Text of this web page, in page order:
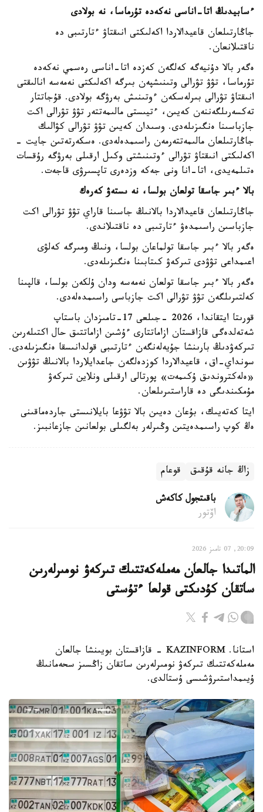
ءسابيدىڭ اتا-اناسى نەكەدە تۇرماسا، نە بولادى
جاڭارتىلعان قاعيدالاردا اكەلىكتى انىقتاۋ ءتارتىبى دە
ناقتىلانعان.
ەگەر بالا دۇنيەگە كەلگەن كەزدە اتا-اناسى رەسمي نەكەدە
تۇرماسا، تۋۋ تۋرالى وتىنىشپەن بىرگە اكەلىكتى نەمەسە انالىقتى
انىقتاۋ تۋرالى بىرلەسكەن ءوتىنىش بەرۋگە بولادى. قۇجاتتار
تەكسەرىلگەننەن كەيىن، ءتيىستى مالىمەتتەر تۋۋ تۋرالى اكت
جازباسىنا ەنگىزىلەدى. وسىدان كەيىن تۋۋ تۋرالى كۋالىك
جاڭارتىلعان مالىمەتتەرمەن راسىمدەلەدى. ەسكەرتەتىن جايت -
اكەلىكتى انىقتاۋ تۋرالى ءوتىنىشتى وكىل ارقىلى بەرۋگە رۇقسات
ەتىلمەيدى، اتا-انا ونى جەكە وزدەرى تاپسىرۋى قاجەت.
بالا ءبىر جاسقا تولعان بولسا، نە ىستەۋ كەرەك
جاڭارتىلعان قاعيدالاردا بالانىڭ جاسىنا قاراي تۋۋ تۋرالى اكت
جازباسىن راسىمدەۋ ءتارتىبى دە ناقتىلاندى.
ەگەر بالا ءبىر جاسقا تولماعان بولسا، ونىڭ ومىرگە كەلۋى
اعىمداعى تۋۋدى تىركەۋ كىتابىنا ەنگىزىلەدى.
ەگەر بالا ءبىر جاسقا تولعان نەمەسە ودان ۇلكەن بولسا، قالپىنا
كەلتىرىلگەن تۋۋ تۋرالى اكت جازباسى راسىمدەلەدى.
قورىتا ايتقاندا، 2026 -جىلعى 17-تامىزدان باستاپ
شەتەلدەگى قازاقستان ازاماتتارى ءۇشىن ازاماتتىق حال اكتىلەرىن
تىركەۋدىڭ بارىنشا جۇيەلەنگەن ءتارتىبى قولدانىسقا ەنگىزىلەدى.
سونداي-اق، قاعيدالاردا كوزدەلگەن جاعدايلاردا بالانىڭ تۋۋىن
«ەلەكتروندىق ۇكىمەت» پورتالى ارقىلى ونلاين تىركەۋ
مۇمكىندىگى دە قاراستىرىلعان.
ايتا كەتەيىك، بۇعان دەيىن بالا تۋۋعا بايلانىستى جاردەماقىنى
ەڭ كوپ راسىمدەيتىن وڭىرلەر بەلگىلى بولعانىن جازعانبىز.
زاڭ جانە قۇقىق قوعام
باقىتجول كاكەش
اۆتور
20:09, 07 تامىز 2026
الماتىدا جالعان مەملەكەتتىك تىركەۋ نومىرلەرىن
ساتقان كۇدىكتى قولعا ءتۇستى
استانا. KAZINFORM - قازاقستان بويىنشا جالعان
مەملەكەتتىك تىركەۋ نومىرلەرىن ساتقان زاڭسىز سحەمانىڭ
ۇيىمداستىرۋشىسى ۇستالدى.